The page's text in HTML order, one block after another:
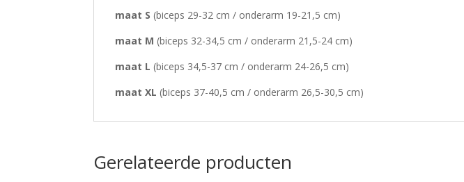
maat S (biceps 29-32 cm / onderarm 19-21,5 cm)
maat M (biceps 32-34,5 cm / onderarm 21,5-24 cm)
maat L (biceps 34,5-37 cm / onderarm 24-26,5 cm)
maat XL (biceps 37-40,5 cm / onderarm 26,5-30,5 cm)
Gerelateerde producten